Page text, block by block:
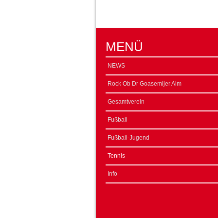
MENÜ
NEWS
Rock Ob Dr Goasemijer Alm
Gesamtverein
Fußball
Fußball-Jugend
Tennis
Info